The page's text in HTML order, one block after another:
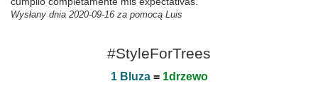
Wysłany dnia 2020-09-16 za pomocą Luis
#StyleForTrees
1 Bluza= 1drzewo